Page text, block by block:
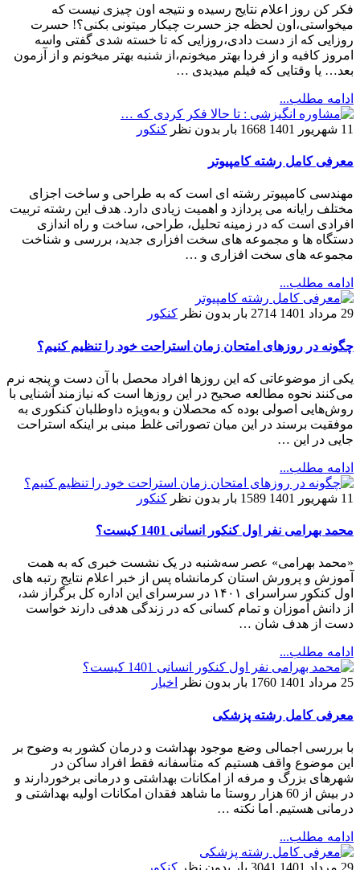
فکر کن روز اعلام نتایج رسیده و نتیجه اون چیزی نیست که
میخواستی،اون لحظه جز حسرت چیکار میتونی بکنی؟! حسرت
روزایی که از دست دادی،روزایی که تا خسته شدی گفتی واسه
امروز کافیه و از فردا بهتر میخونم،از شنبه بهتر میخونم و از آزمون
بعد… یا وقتایی که فیلم میدیدی …
ادامه مطلب...
11 شهریور 1401 1668 بار بدون نظر کنکور
معرفی کامل رشته کامپیوتر
مهندسی کامپیوتر رشته ای است که به طراحی و ساخت اجزای
مختلف رایانه می پردازد و اهمیت زیادی دارد. هدف این رشته تربیت
افرادی است که در زمینه تحلیل، طراحی، ساخت و راه اندازی
دستگاه ها و مجموعه های سخت افزاری جدید، بررسی و شناخت
مجموعه های سخت افزاری و …
ادامه مطلب...
29 مرداد 1401 2714 بار بدون نظر کنکور
چگونه در روزهای امتحان زمان استراحت خود را تنظیم کنیم؟
یکی از موضوعاتی که این روز‌ها افراد محصل با آن دست و پنجه نرم
می‌کنند نحوه مطالعه صحیح در این روز‌ها است که نیازمند آشنایی با
روش‌هایی اصولی بوده که محصلان و به‌ویژه داوطلبان کنکوری به
موفقیت برسند در این میان تصوراتی غلط مبنی بر اینکه استراحت
جایی در این …
ادامه مطلب...
11 شهریور 1401 1589 بار بدون نظر کنکور
محمد بهرامی نفر اول کنکور انسانی 1401 کیست؟
«محمد بهرامی» عصر سه‌شنبه در یک نشست خبری که به همت
آموزش و پرورش استان کرمانشاه پس از خبر اعلام نتایج رتبه های
اول کنکور سراسرای ۱۴۰۱ در سرسرای این اداره کل برگراز شد،
از دانش آموزان و تمام کسانی که در زندگی هدفی دارند خواست
دست از هدف شان …
ادامه مطلب...
25 مرداد 1401 1760 بار بدون نظر اخبار
معرفی کامل رشته پزشکی
با بررسی اجمالی وضع موجود بهداشت و درمان کشور به وضوح بر
این موضوع واقف هستیم که متأسفانه فقط افراد ساکن در
شهرهای بزرگ و مرفه از امکانات بهداشتی و درمانی برخوردارند و
در بیش از 60 هزار روستا ما شاهد فقدان امکانات اولیه بهداشتی و
درمانی هستیم. اما نکته …
ادامه مطلب...
29 مرداد 1401 3041 بار بدون نظر کنکور